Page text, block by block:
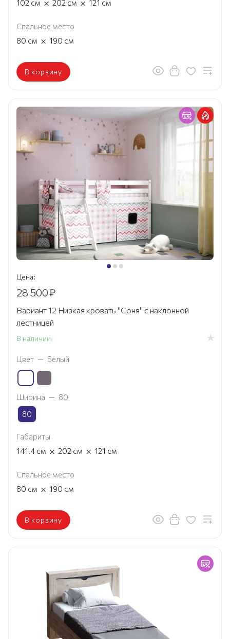
102 см 202 см 121 см
Спальное место
80 см × 190 см
В корзину
Цена:
28 500₽
Вариант 12 Низкая кровать "Соня" с наклонной
лестницей
В наличии
Цвет — Белый
Ширина — 80
80
Габариты
141.4 см × 202 см × 121 см
Спальное место
80 см × 190 см
В корзину